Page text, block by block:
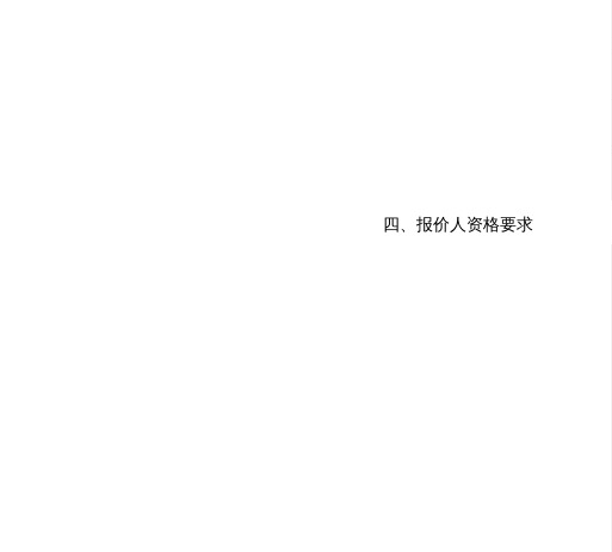
四、报价人资格要求